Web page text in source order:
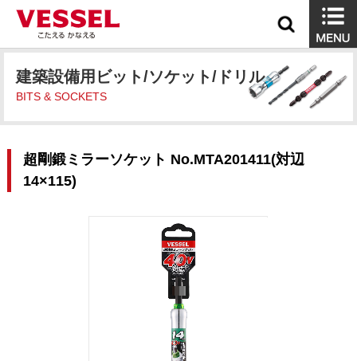
建築設備用ビット/ソケット/ドリル
BITS & SOCKETS
超剛鍛ミラーソケット No.MTA201411(対辺
14×115)